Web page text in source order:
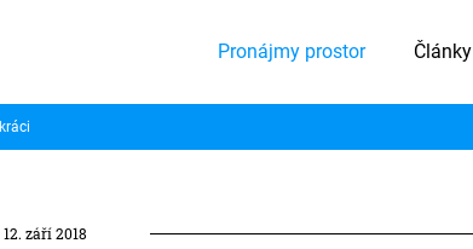
Pronájmy prostor Články
12. září 2018